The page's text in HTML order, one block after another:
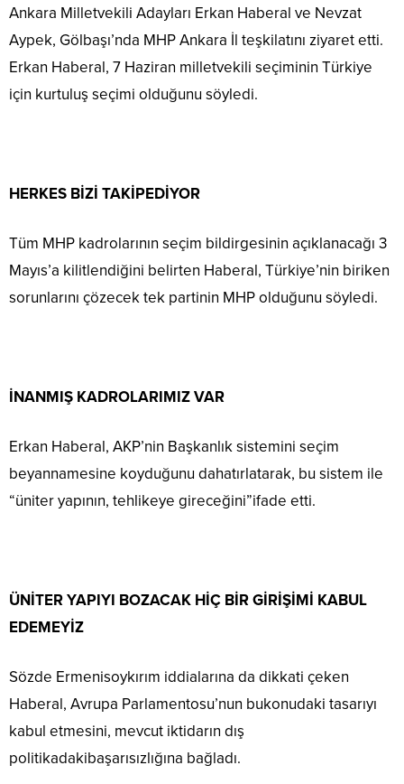
Ankara Milletvekili Adayları Erkan Haberal ve Nevzat
Aypek, Gölbaşı’nda MHP Ankara İl teşkilatını ziyaret etti.
Erkan Haberal, 7 Haziran milletvekili seçiminin Türkiye
için kurtuluş seçimi olduğunu söyledi.
HERKES BİZİ TAKİPEDİYOR
Tüm MHP kadrolarının seçim bildirgesinin açıklanacağı 3
Mayıs’a kilitlendiğini belirten Haberal, Türkiye’nin biriken
sorunlarını çözecek tek partinin MHP olduğunu söyledi.
İNANMIŞ KADROLARIMIZ VAR
Erkan Haberal, AKP’nin Başkanlık sistemini seçim
beyannamesine koyduğunu dahatırlatarak, bu sistem ile
“üniter yapının, tehlikeye gireceğini”ifade etti.
ÜNİTER YAPIYI BOZACAK HİÇ BİR GİRİŞİMİ KABUL
EDEMEYİZ
Sözde Ermenisoykırım iddialarına da dikkati çeken
Haberal, Avrupa Parlamentosu’nun bukonudaki tasarıyı
kabul etmesini, mevcut iktidarın dış
politikadakibaşarısızlığına bağladı.